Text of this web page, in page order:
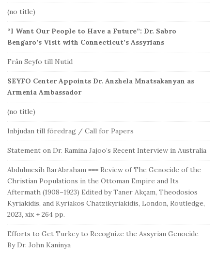
(no title)
“I Want Our People to Have a Future”: Dr. Sabro
Bengaro’s Visit with Connecticut’s Assyrians
Från Seyfo till Nutid
SEYFO Center Appoints Dr. Anzhela Mnatsakanyan as
Armenia Ambassador
(no title)
Inbjudan till föredrag / Call for Papers
Statement on Dr. Ramina Jajoo’s Recent Interview in Australia
Abdulmesih BarAbraham === Review of The Genocide of the
Christian Populations in the Ottoman Empire and Its
Aftermath (1908–1923) Edited by Taner Akçam, Theodosios
Kyriakidis, and Kyriakos Chatzikyriakidis, London, Routledge,
2023, xix + 264 pp.
Efforts to Get Turkey to Recognize the Assyrian Genocide
By Dr. John Kaninya